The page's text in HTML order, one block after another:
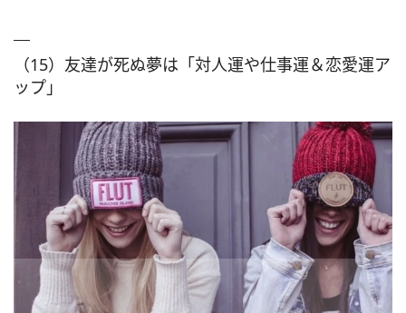
（15）友達が死ぬ夢は「対人運や仕事運＆恋愛運ア
ップ」